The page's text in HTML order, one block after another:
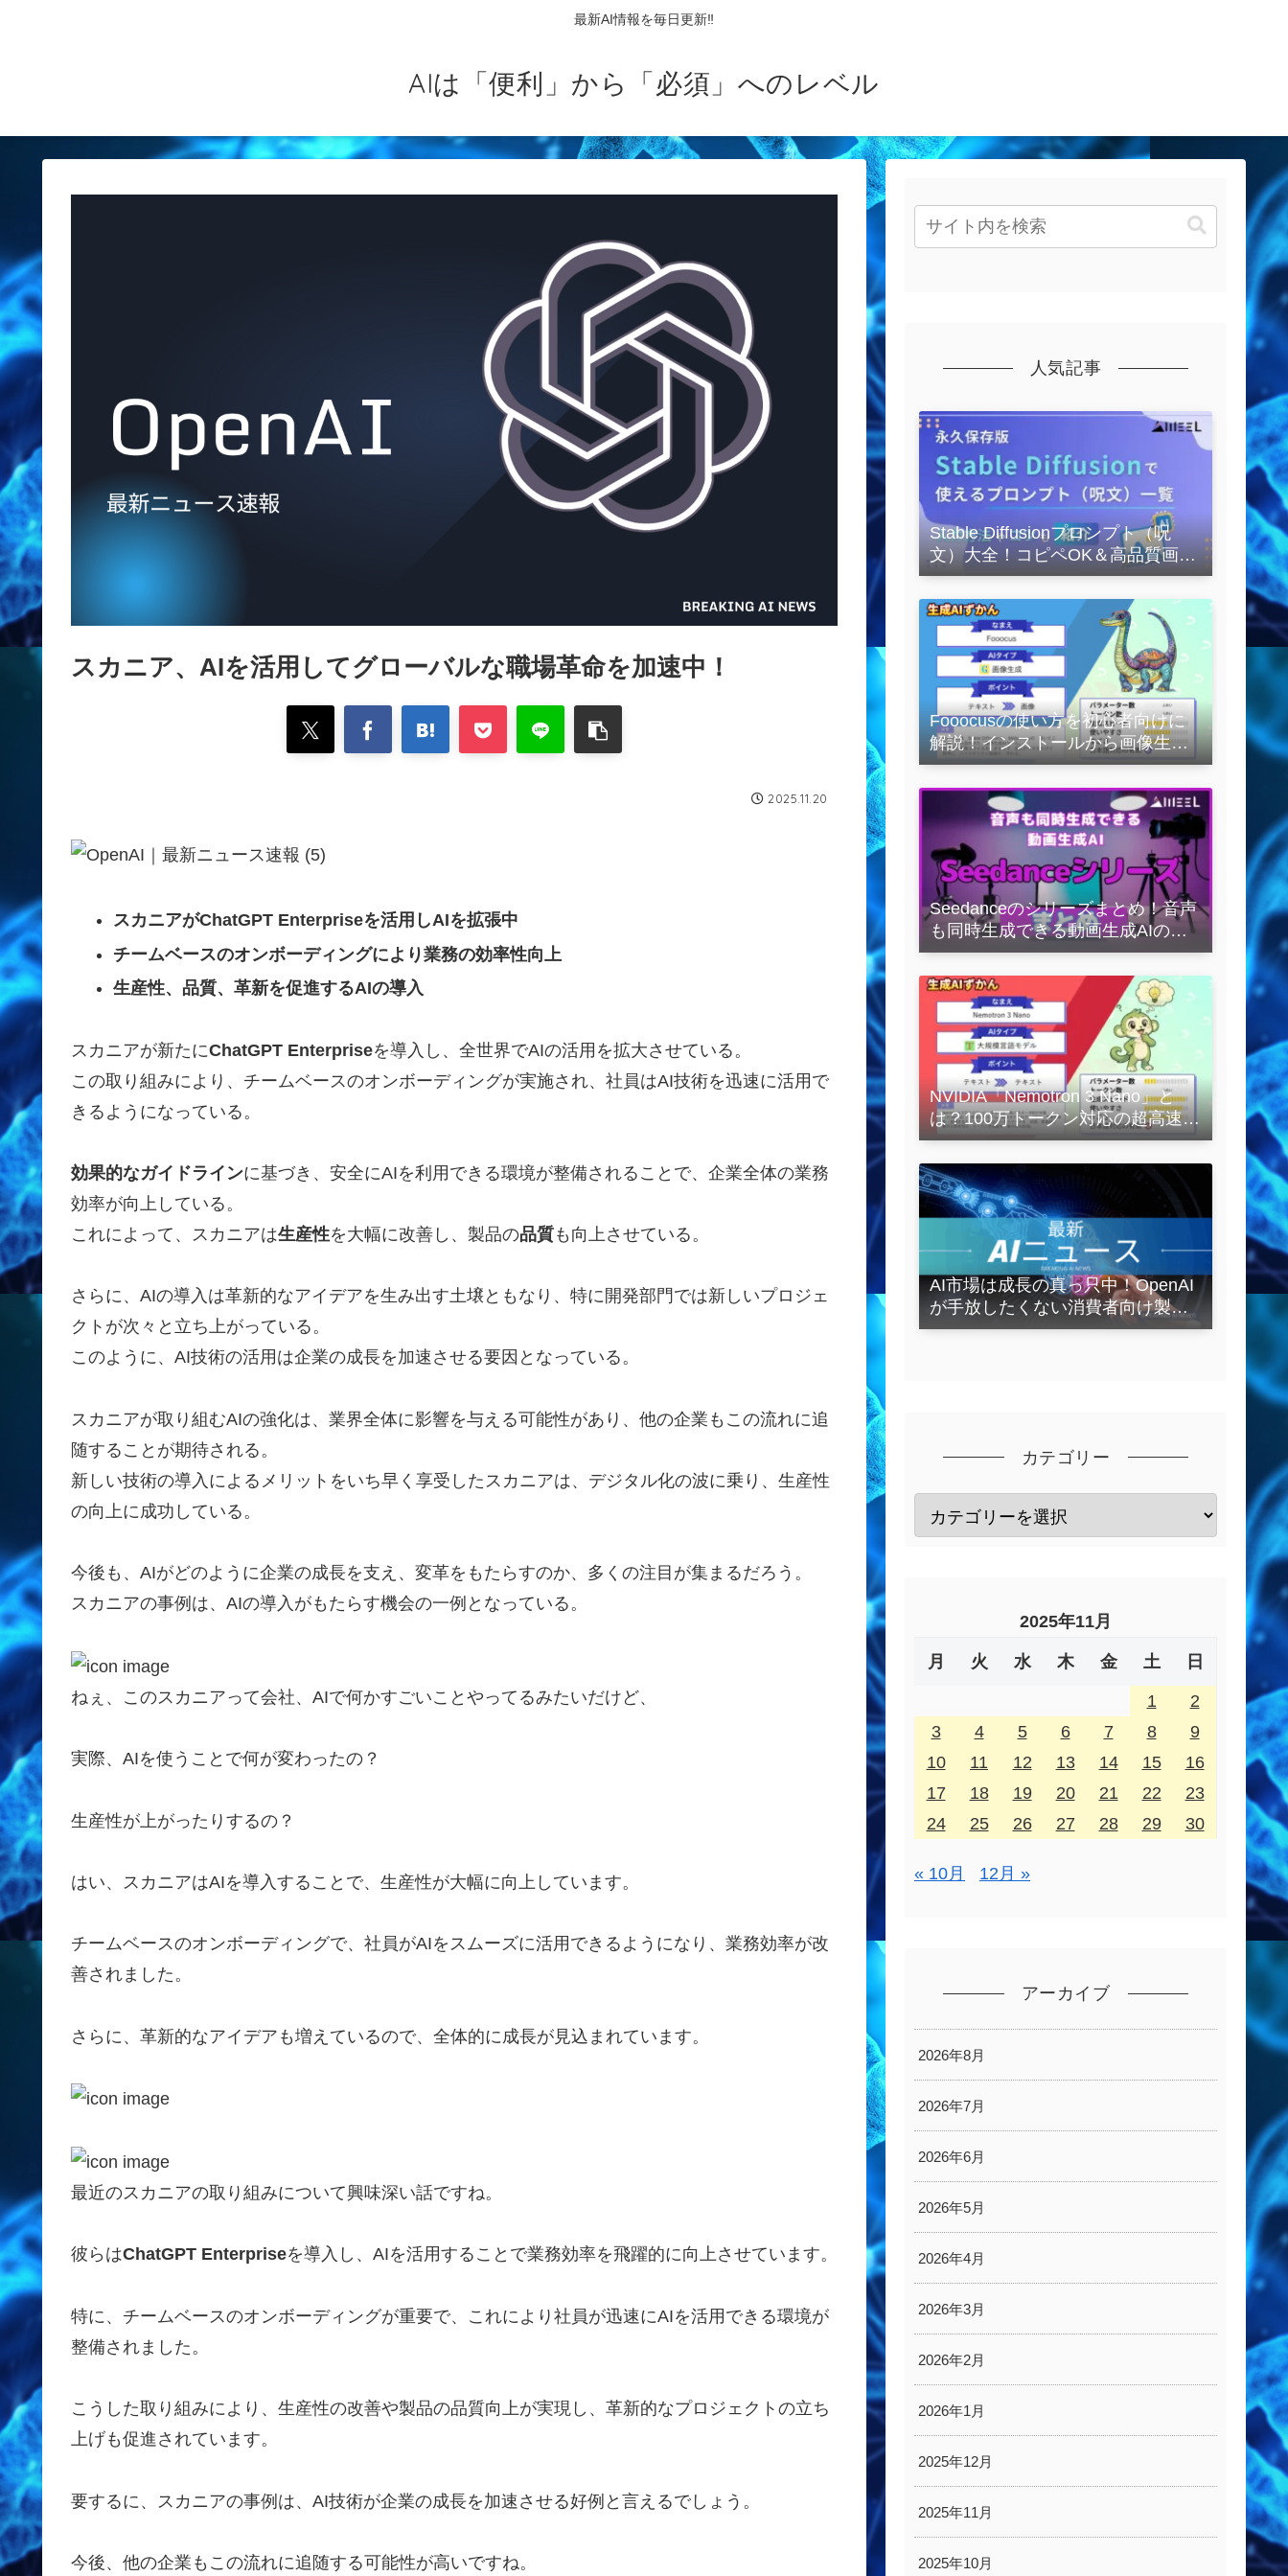
最新AI情報を毎日更新‼
AIは「便利」から「必須」へのレベル
スカニア、AIを活用してグローバルな職場革命を加速中！
2025.11.20
スカニアがChatGPT Enterpriseを活用しAIを拡張中
チームベースのオンボーディングにより業務の効率性向上
生産性、品質、革新を促進するAIの導入
スカニアが新たにChatGPT Enterpriseを導入し、全世界でAIの活用を拡大させている。
この取り組みにより、チームベースのオンボーディングが実施され、社員はAI技術を迅速に活用で
きるようになっている。
効果的なガイドラインに基づき、安全にAIを利用できる環境が整備されることで、企業全体の業務
効率が向上している。
これによって、スカニアは生産性を大幅に改善し、製品の品質も向上させている。
さらに、AIの導入は革新的なアイデアを生み出す土壌ともなり、特に開発部門では新しいプロジェ
クトが次々と立ち上がっている。
このように、AI技術の活用は企業の成長を加速させる要因となっている。
スカニアが取り組むAIの強化は、業界全体に影響を与える可能性があり、他の企業もこの流れに追
随することが期待される。
新しい技術の導入によるメリットをいち早く享受したスカニアは、デジタル化の波に乗り、生産性
の向上に成功している。
今後も、AIがどのように企業の成長を支え、変革をもたらすのか、多くの注目が集まるだろう。
スカニアの事例は、AIの導入がもたらす機会の一例となっている。
ねぇ、このスカニアって会社、AIで何かすごいことやってるみたいだけど、
実際、AIを使うことで何が変わったの？
生産性が上がったりするの？
はい、スカニアはAIを導入することで、生産性が大幅に向上しています。
チームベースのオンボーディングで、社員がAIをスムーズに活用できるようになり、業務効率が改
善されました。
さらに、革新的なアイデアも増えているので、全体的に成長が見込まれています。
最近のスカニアの取り組みについて興味深い話ですね。
彼らはChatGPT Enterpriseを導入し、AIを活用することで業務効率を飛躍的に向上させています。
特に、チームベースのオンボーディングが重要で、これにより社員が迅速にAIを活用できる環境が
整備されました。
こうした取り組みにより、生産性の改善や製品の品質向上が実現し、革新的なプロジェクトの立ち
上げも促進されています。
要するに、スカニアの事例は、AI技術が企業の成長を加速させる好例と言えるでしょう。
今後、他の企業もこの流れに追随する可能性が高いですね。
人気記事
Stable Diffusionプロンプト（呪
文）大全！コピペOK＆高品質画像
を作るコツの完全保存版
Fooocusの使い方を初心者向けに
解説！インストールから画像生成
の実践まで紹介
Seedanceのシリーズまとめ！音声
も同時生成できる動画生成AIの全
容を解説
NVIDIA「Nemotron 3 Nano」と
は？100万トークン対応の超高速
LLMを徹底解説
AI市場は成長の真っ只中！OpenAI
が手放したくない消費者向け製品
とは？
カテゴリー
2025年11月
月 火 水 木 金 土 日
1
2
3
4 5 6 7 8
9
10
11 12 13 14 15
16
17
18 19 20 21 22
23
24
25 26 27 28 29 30
« 10月 12月 »
アーカイブ
2026年8月
2026年7月
2026年6月
2026年5月
2026年4月
2026年3月
2026年2月
2026年1月
2025年12月
2025年11月
2025年10月